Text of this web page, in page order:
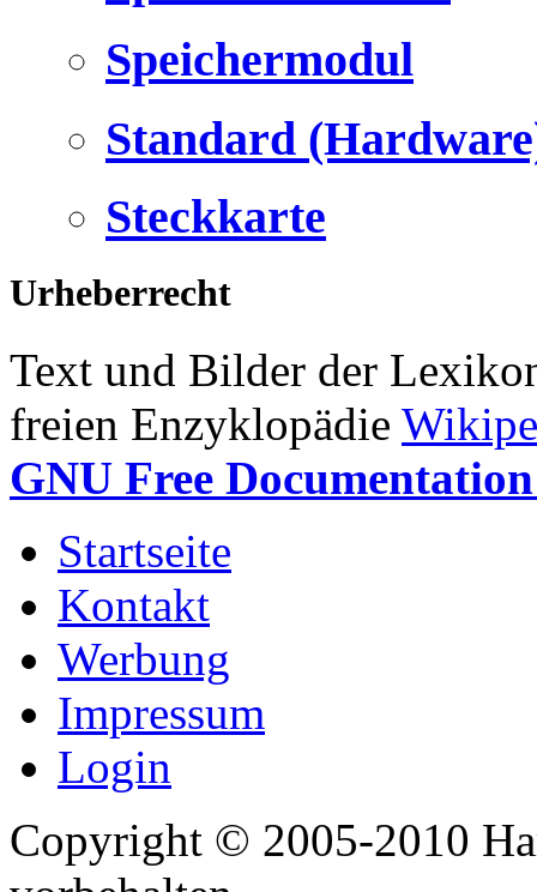
Speichermodul
Standard
Steckkarte
Urheberrecht
Text und Bilder der
freien Enzyklopädie
GNU Free
Startseite
Kontakt
Werbung
Impressum
Login
Copyright © 2005-2010